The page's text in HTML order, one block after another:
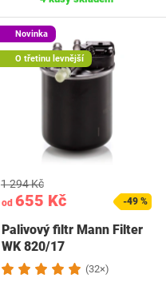
Novinka
O třetinu levnější
od 655 Kč
1 294 Kč
-49 %
Palivový filtr Mann Filter
WK 820/17
(32×)